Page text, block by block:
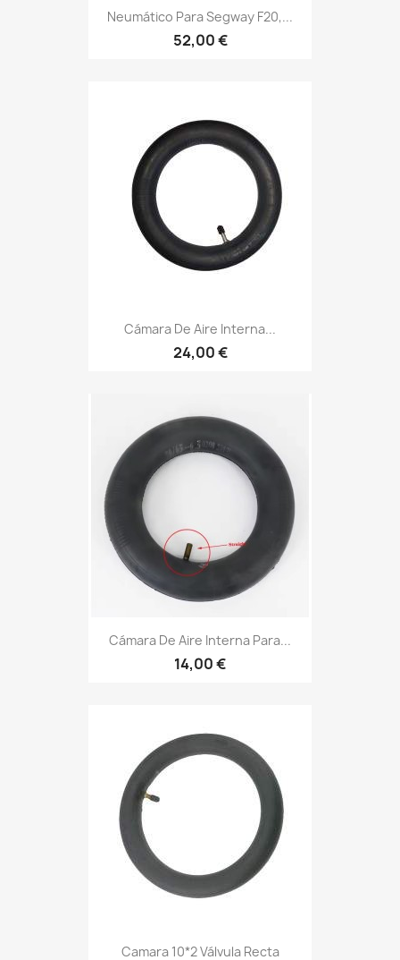
Neumático Para Segway F20,...
52,00 €
Cámara De Aire Interna...
24,00 €
Cámara De Aire Interna Para...
14,00 €
Camara 10*2 Válvula Recta